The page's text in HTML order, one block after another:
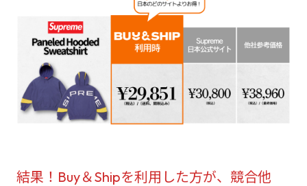
結果！Buy＆Shipを利用した方が、競合他